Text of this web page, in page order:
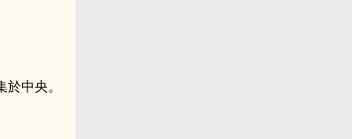
中央。